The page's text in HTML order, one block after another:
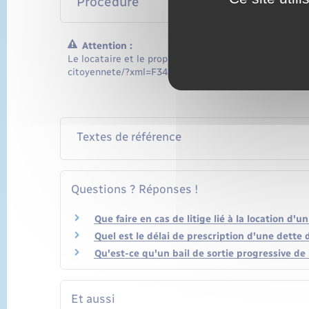
Attention :
Le locataire et le propriétaire d'un logement loué
citoyennete/?xml=F34759">bail mobilité</a> n'ont
Textes de référence
Questions ? Réponses !
Que faire en cas de litige lié à la location
Quel est le délai de prescription d'une dette
Qu'est-ce qu'un bail de sortie progressive de
Et aussi